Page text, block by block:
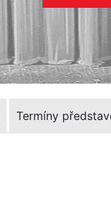
Termíny